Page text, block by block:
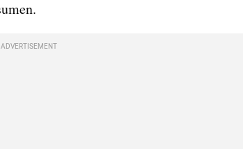
ADVERTISEMENT